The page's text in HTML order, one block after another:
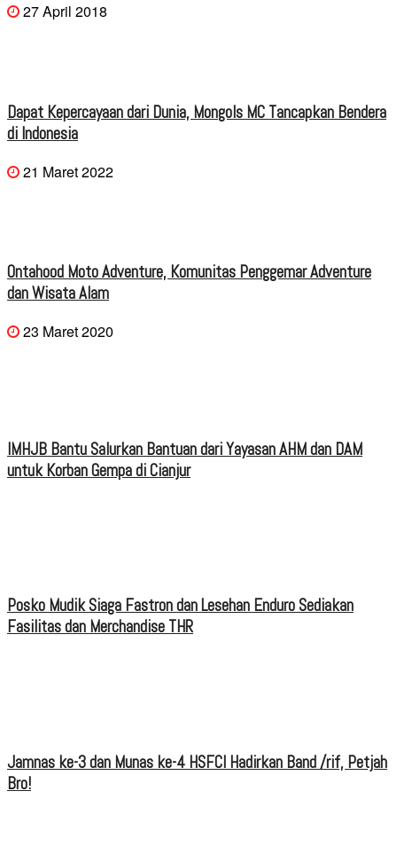
27 April 2018
Dapat Kepercayaan dari Dunia, Mongols MC Tancapkan Bendera
di Indonesia
21 Maret 2022
Ontahood Moto Adventure, Komunitas Penggemar Adventure
dan Wisata Alam
23 Maret 2020
IMHJB Bantu Salurkan Bantuan dari Yayasan AHM dan DAM
untuk Korban Gempa di Cianjur
Posko Mudik Siaga Fastron dan Lesehan Enduro Sediakan
Fasilitas dan Merchandise THR
Jamnas ke-3 dan Munas ke-4 HSFCI Hadirkan Band /rif, Petjah
Bro!